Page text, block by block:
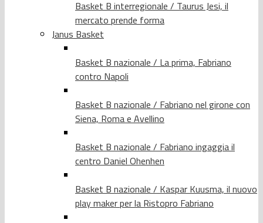
Basket B interregionale / Taurus Jesi, il
mercato prende forma
Janus Basket
Basket B nazionale / La prima, Fabriano
contro Napoli
Basket B nazionale / Fabriano nel girone con
Siena, Roma e Avellino
Basket B nazionale / Fabriano ingaggia il
centro Daniel Ohenhen
Basket B nazionale / Kaspar Kuusma, il nuovo
play maker per la Ristopro Fabriano